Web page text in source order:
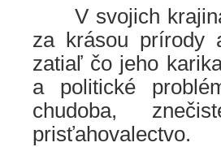
V svojich
za krásou prírody
zatiaľ čo jeho
a politické
chudoba,
prisťahovalectvo.